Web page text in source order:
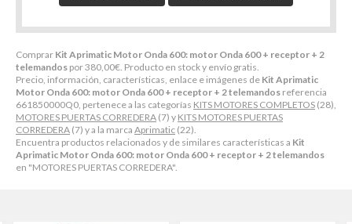
Comprar Kit Aprimatic Motor Onda 600: motor Onda 600 + receptor + 2
telemandos por380,00€ . Producto en stock y envío gratis.
Precio, información, características, enlace e imágenes de Kit Aprimatic
Motor Onda 600: motor Onda 600 + receptor + 2 telemandos referencia
661850000Q0, pertenece a las categorías KITS MOTORES COMPLETOS (28),
MOTORES PUERTAS CORREDERA (7) y KITS MOTORES PUERTAS
CORREDERA (7) y a la marca Aprimatic (22).
Encuentra productos relacionados y de similares características a Kit
Aprimatic Motor Onda 600: motor Onda 600 + receptor + 2 telemandos
en "MOTORES PUERTAS CORREDERA".